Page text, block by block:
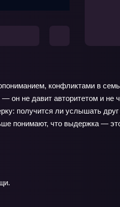
конфликтами в
не давит авторитетом и не
получится ли услышать
понимают, что выдержка —